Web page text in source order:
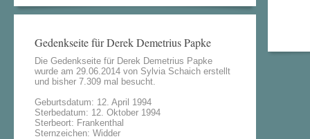
Gedenkseite für Derek Demetrius Papke
Die Gedenkseite für Derek Demetrius Papke
wurde am 29.06.2014 von Sylvia Schaich erstellt
und bisher 7.309 mal besucht.
Geburtsdatum: 12. April 1994
Sterbedatum: 12. Oktober 1994
Sterbeort: Frankenthal
Sternzeichen: Widder